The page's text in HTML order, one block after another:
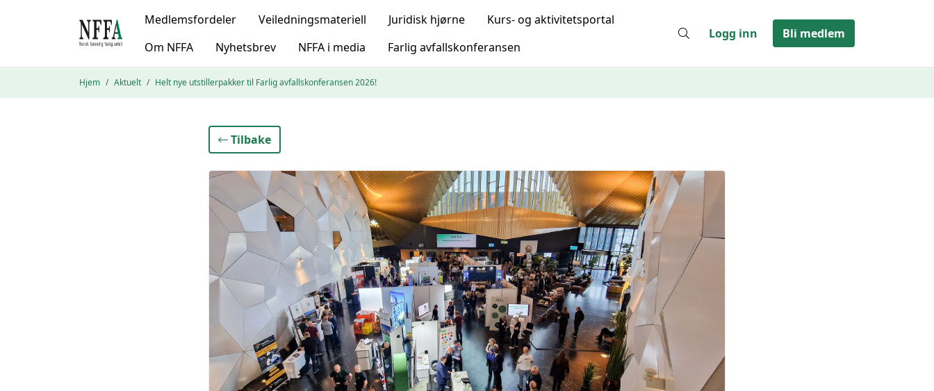
Medlemsfordeler Veiledningsmateriell Juridisk hjørne
Kurs- og aktivitetsportal
Om NFFA
Nyhetsbrev NFFA i media Farlig avfallskonferansen
Logg inn Bli medlem
Hjem Aktuelt Helt nye utstillerpakker til Farlig avfallskonferansen 2026!
Tilbake